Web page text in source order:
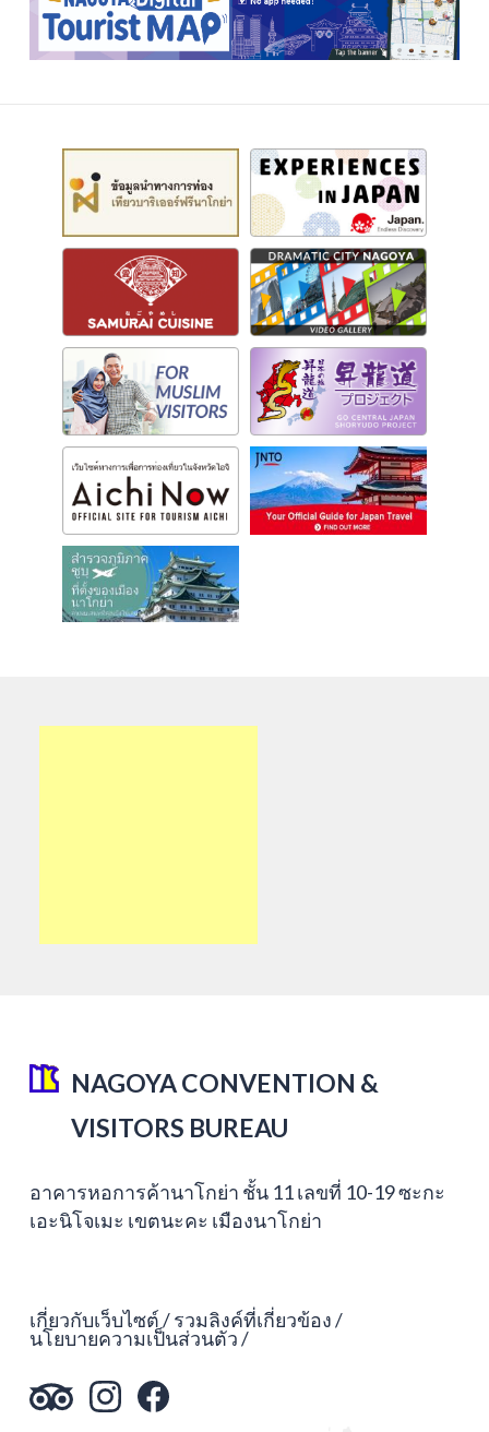
NAGOYA CONVENTION &
VISITORS BUREAU
อาคารหอการค้านาโกย่า ชั้น 11 เลขที่ 10-19 ซะกะ
เอะนิโจเมะ เขตนะคะ เมืองนาโกย่า
เกี่ยวกับเว็บไซต์ รวมลิงค์ที่เกี่ยวข้อง
นโยบายความเป็นส่วนตัว